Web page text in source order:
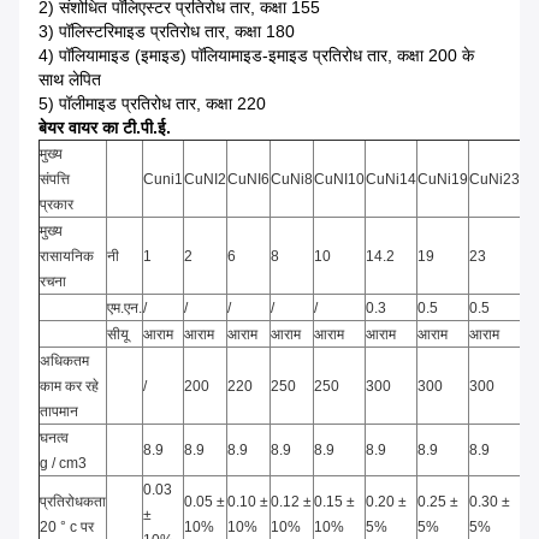
2) संशोधित पॉलिएस्टर प्रतिरोध तार, कक्षा 155
3) पॉलिस्टरिमाइड प्रतिरोध तार, कक्षा 180
4) पॉलियामाइड (इमाइड) पॉलियामाइड-इमाइड प्रतिरोध तार, कक्षा 200 के
साथ लेपित
5) पॉलीमाइड प्रतिरोध तार, कक्षा 220
बेयर वायर का टी.पी.ई.
मुख्य
संपत्ति
प्रकार
Cuni1CuNI2CuNI6CuNi8CuNI10CuNi14CuNi19CuNi23
मुख्य
रासायनिक
रचना
नी 1 2 6 8 10 14.2 19 23
एम.एन./ / / / / 0.3 0.5 0.5
सीयू
आराम आराम आराम आराम आराम आराम आराम आराम
अधिकतम
काम कर रहे
तापमान
/ 200 220 250 250 300 300 300
घनत्व
g / cm3
8.9 8.9 8.9 8.9 8.9 8.9 8.9 8.9
प्रतिरोधकता
20 ° c पर
0.03
±
0.05 ±
10%
0.10 ±
10%
0.12 ±
10%
0.15 ±
10%
0.20 ±
5%
0.25 ±
5%
0.30 ±
5%